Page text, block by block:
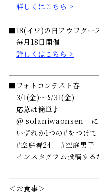
詳しくはこちら >
■18(イワ)の日アウフグー
毎月18日開催
詳しくはこちら >
■フォトコンテスト春
3/1(金)〜5/31(金)
応募は簡単♪
@ solaniwaonsen に
いずれか1つの#をつけて
#空庭春24 #空庭男子
インスタグラム投稿
＜お食事＞